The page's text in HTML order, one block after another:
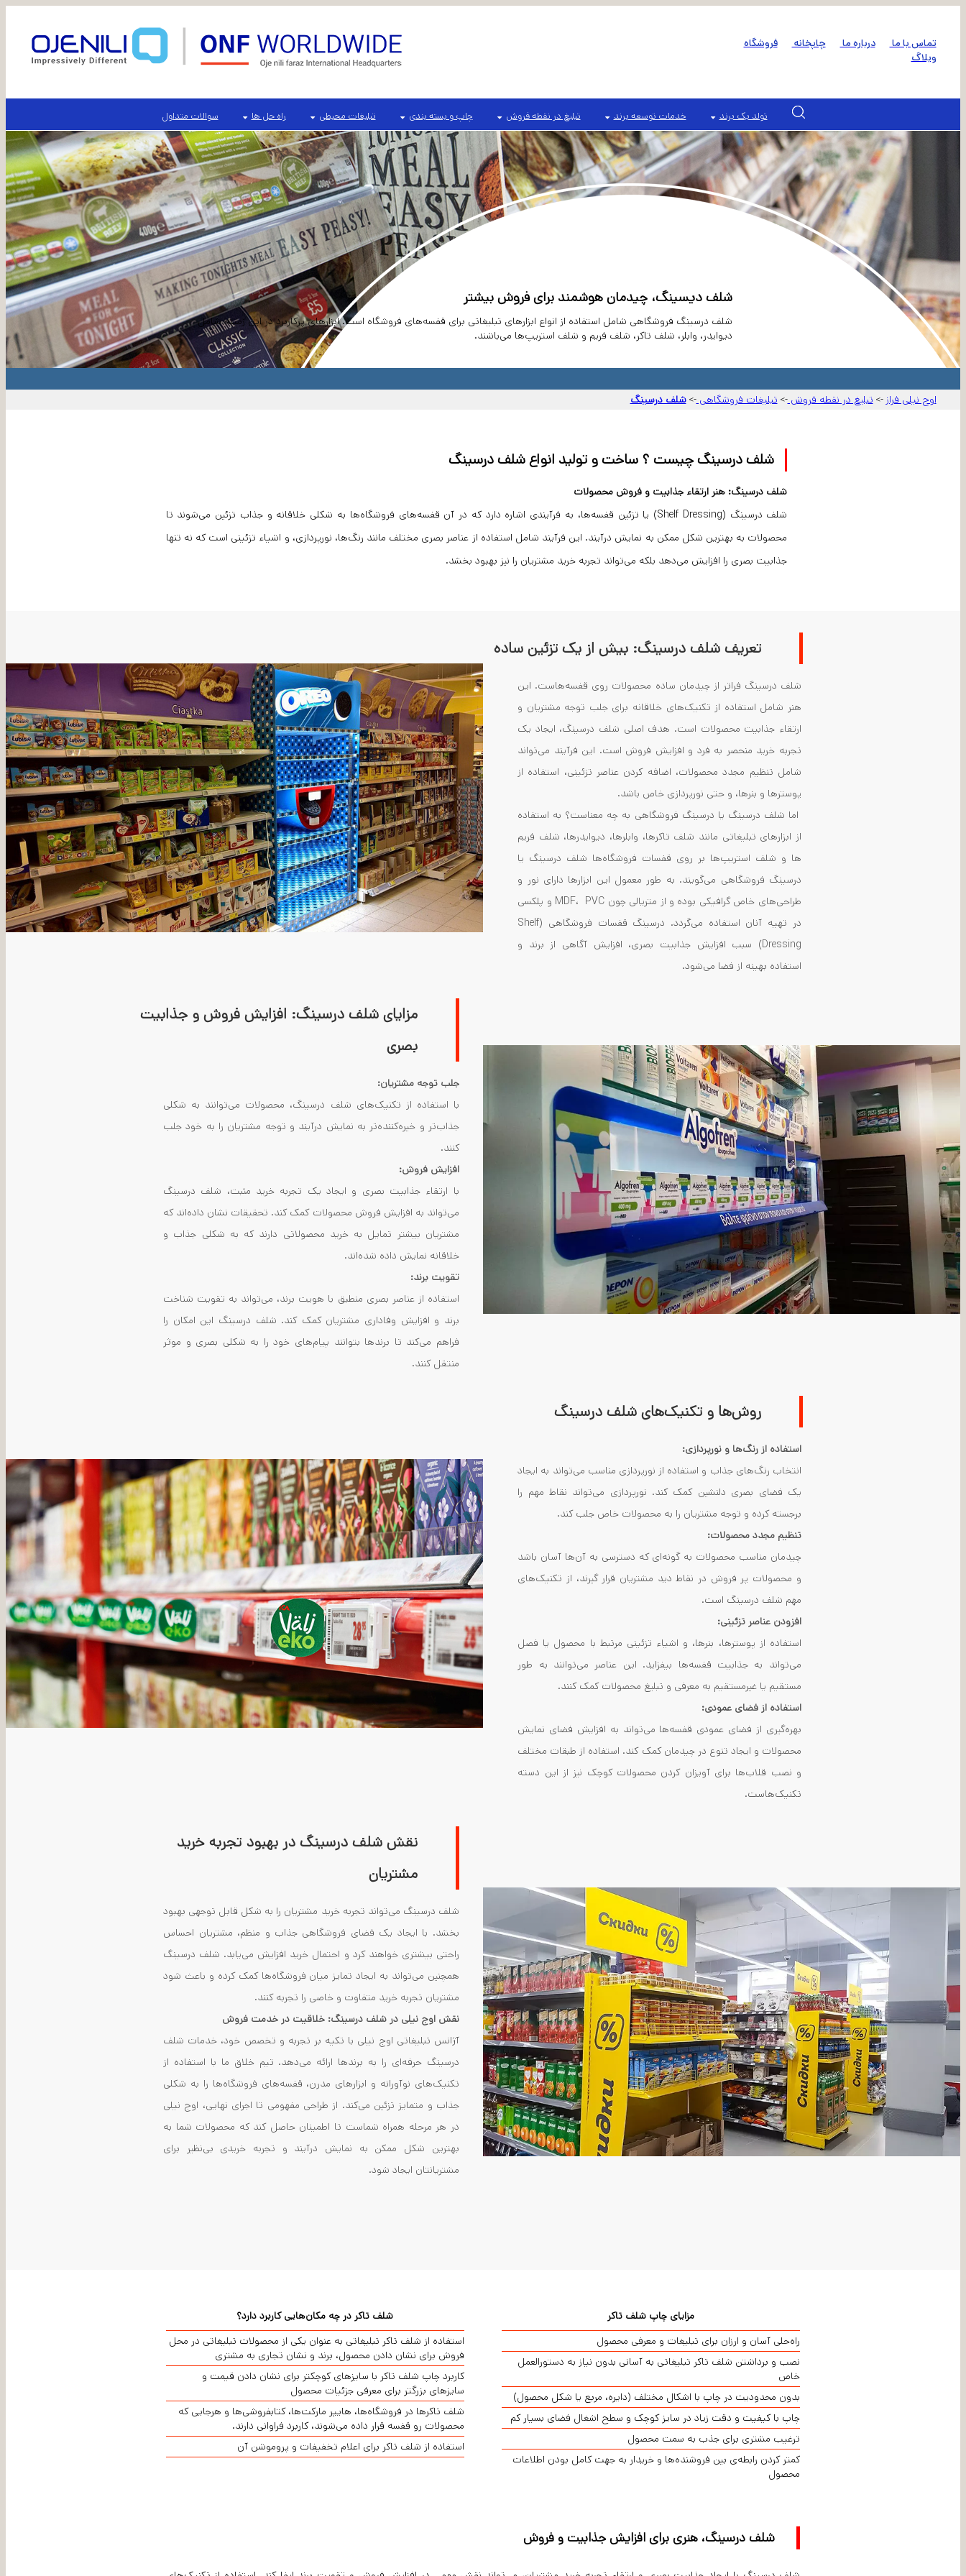
تماس با ما درباره ما چاپخانه
فروشگاه
وبلاگ
تولد یک برند خدمات توسعه برند تبلیغ در نقطه فروش چاپ و بسته بندی تبلیغات محیطی راه حل ها سوالات متداول
شلف دیسینگ، چیدمان هوشمند برای فروش بیشتر
شلف درسینگ فروشگاهی شامل استفاده از انواع ابزارهای تبلیغاتی برای قفسه‌های فروشگاه است. ابزارهای پرکاربرد در این زمینه شامل
دیوایدر، وابلر، شلف تاکر، شلف فریم و شلف استریپ‌ها می‌باشند.
اوج نیلی فراز ->تبلیغ در نقطه فروش->تبلیغات فروشگاهی->شلف درسینگ
شلف درسینگ چیست ؟ ساخت و تولید انواع شلف درسینگ
شلف درسینگ: هنر ارتقاء جذابیت و فروش محصولات
شلف درسینگ (Shelf Dressing) یا تزئین قفسه‌ها، به فرآیندی اشاره دارد که در آن قفسه‌های فروشگاه‌ها به شکلی خلاقانه و جذاب تزئین می‌شوند تا
محصولات به بهترین شکل ممکن به نمایش درآیند. این فرآیند شامل استفاده از عناصر بصری مختلف مانند رنگ‌ها، نورپردازی، و اشیاء تزئینی است که نه تنها
جذابیت بصری را افزایش می‌دهد بلکه می‌تواند تجربه خرید مشتریان را نیز بهبود بخشد.
تعریف شلف درسینگ: بیش از یک تزئین ساده
شلف درسینگ فراتر از چیدمان ساده محصولات روی قفسه‌هاست. این
هنر شامل استفاده از تکنیک‌های خلاقانه برای جلب توجه مشتریان و
ارتقاء جذابیت محصولات است. هدف اصلی شلف درسینگ، ایجاد یک
تجربه خرید منحصر به فرد و افزایش فروش است. این فرآیند می‌تواند
شامل تنظیم مجدد محصولات، اضافه کردن عناصر تزئینی، استفاده از
پوسترها و بنرها، و حتی نورپردازی خاص باشد.
اما شلف درسینگ یا درسینگ فروشگاهی به چه معناست؟ به استفاده
از ابزارهای تبلیغاتی مانند شلف تاکرها، وابلرها، دیوایدرها، شلف فریم
ها و شلف استریپ‌ها بر روی قفسات فروشگاه‌ها شلف درسینگ یا
درسینگ فروشگاهی می‌گویند. به طور معمول این ابزارها دارای نور و
طراحی‌های خاص گرافیکی بوده و از متریالی چون MDF، PVC و پلکسی
در تهیه آنان استفاده می‌گردد. درسینگ قفسات فروشگاهی (Shelf
Dressing) سبب افزایش جذابیت بصری، افزایش آگاهی از برند و
استفاده بهینه از فضا می‌شود.
مزایای شلف درسینگ: افزایش فروش و جذابیت
بصری
جلب توجه مشتریان:
با استفاده از تکنیک‌های شلف درسینگ، محصولات می‌توانند به شکلی
جذاب‌تر و خیره‌کننده‌تر به نمایش درآیند و توجه مشتریان را به خود جلب
کنند.
افزایش فروش:
با ارتقاء جذابیت بصری و ایجاد یک تجربه خرید مثبت، شلف درسینگ
می‌تواند به افزایش فروش محصولات کمک کند. تحقیقات نشان داده‌اند که
مشتریان بیشتر تمایل به خرید محصولاتی دارند که به شکلی جذاب و
خلاقانه نمایش داده شده‌اند.
تقویت برند:
استفاده از عناصر بصری منطبق با هویت برند، می‌تواند به تقویت شناخت
برند و افزایش وفاداری مشتریان کمک کند. شلف درسینگ این امکان را
فراهم می‌کند تا برندها بتوانند پیام‌های خود را به شکلی بصری و موثر
منتقل کنند.
روش‌ها و تکنیک‌های شلف درسینگ
استفاده از رنگ‌ها و نورپردازی:
انتخاب رنگ‌های جذاب و استفاده از نورپردازی مناسب می‌تواند به ایجاد
یک فضای بصری دلنشین کمک کند. نورپردازی می‌تواند نقاط مهم را
برجسته کرده و توجه مشتریان را به محصولات خاص جلب کند.
تنظیم مجدد محصولات:
چیدمان مناسب محصولات به گونه‌ای که دسترسی به آن‌ها آسان باشد
و محصولات پر فروش در نقاط دید مشتریان قرار گیرند، از تکنیک‌های
مهم شلف درسینگ است.
افزودن عناصر تزئینی:
استفاده از پوسترها، بنرها، و اشیاء تزئینی مرتبط با محصول یا فصل
می‌تواند به جذابیت قفسه‌ها بیفزاید. این عناصر می‌توانند به طور
مستقیم یا غیرمستقیم به معرفی و تبلیغ محصولات کمک کنند.
استفاده از فضای عمودی:
بهره‌گیری از فضای عمودی قفسه‌ها می‌تواند به افزایش فضای نمایش
محصولات و ایجاد تنوع در چیدمان کمک کند. استفاده از طبقات مختلف
و نصب قلاب‌ها برای آویزان کردن محصولات کوچک نیز از این دسته
تکنیک‌هاست.
نقش شلف درسینگ در بهبود تجربه خرید
مشتریان
شلف درسینگ می‌تواند تجربه خرید مشتریان را به شکل قابل توجهی بهبود
بخشد. با ایجاد یک فضای فروشگاهی جذاب و منظم، مشتریان احساس
راحتی بیشتری خواهند کرد و احتمال خرید افزایش می‌یابد. شلف درسینگ
همچنین می‌تواند به ایجاد تمایز میان فروشگاه‌ها کمک کرده و باعث شود
مشتریان تجربه خرید متفاوت و خاصی را تجربه کنند.
نقش اوج نیلی در شلف درسینگ: خلاقیت در خدمت فروش
آژانس تبلیغاتی اوج نیلی با تکیه بر تجربه و تخصص خود، خدمات شلف
درسینگ حرفه‌ای را به برندها ارائه می‌دهد. تیم خلاق ما با استفاده از
تکنیک‌های نوآورانه و ابزارهای مدرن، قفسه‌های فروشگاه‌ها را به شکلی
جذاب و متمایز تزئین می‌کند. از طراحی مفهومی تا اجرای نهایی، اوج نیلی
در هر مرحله همراه شماست تا اطمینان حاصل کند که محصولات شما به
بهترین شکل ممکن به نمایش درآیند و تجربه خریدی بی‌نظیر برای
مشتریانتان ایجاد شود.
مزایای چاپ شلف تاکر
راه‌حلی آسان و ارزان برای تبلیغات و معرفی محصول
نصب و برداشتن شلف تاکر تبلیغاتی به آسانی بدون نیاز به دستورالعمل
خاص
بدون محدودیت در چاپ با اشکال مختلف (دایره، مربع یا شکل محصول)
چاپ با کیفیت و دقت زیاد در سایز کوچک و سطح اشغال فضای بسیار کم
ترغیب مشتری برای جذب به سمت محصول
کمتر کردن رابطه‌ی بین فروشنده‌ها و خریدار به جهت کامل بودن اطلاعات
محصول
شلف تاکر در چه مکان‌هایی کاربرد دارد؟
استفاده از شلف تاکر تبلیغاتی به عنوان یکی از محصولات تبلیغاتی در محل
فروش برای نشان دادن محصول، برند و نشان تجاری به مشتری
کاربرد چاپ شلف تاکر با سایزهای کوچکتر برای نشان دادن قیمت و
سایزهای بزرگتر برای معرفی جزئیات محصول
شلف تاکرها در فروشگاه‌ها، هایپر مارکت‌ها، کتابفروشی‌ها و هرجایی که
محصولات رو قفسه قرار داده می‌شوند، کاربرد فراوانی دارند.
استفاده از شلف تاکر برای اعلام تخفیفات و پروموشن آن
شلف درسینگ، هنری برای افزایش جذابیت و فروش